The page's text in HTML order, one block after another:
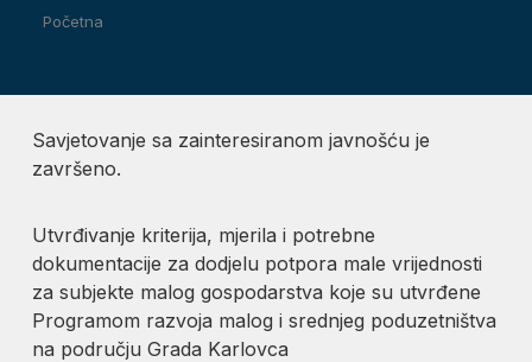
Početna
Savjetovanje sa zainteresiranom javnošću je
završeno.
Utvrđivanje kriterija, mjerila i potrebne
dokumentacije za dodjelu potpora male vrijednosti
za subjekte malog gospodarstva koje su utvrđene
Programom razvoja malog i srednjeg poduzetništva
na području Grada Karlovca